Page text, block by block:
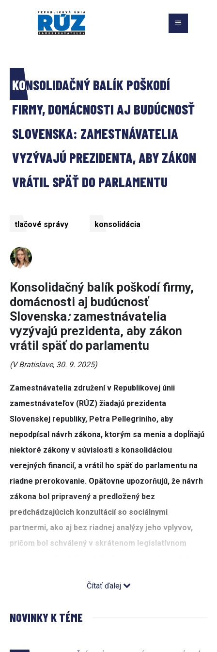
KONSOLIDAČNÝ BALÍK POŠKODÍ
FIRMY, DOMÁCNOSTI AJ BUDÚCNOSŤ
SLOVENSKA: ZAMESTNÁVATELIA
VYZÝVAJÚ PREZIDENTA, ABY ZÁKON
VRÁTIL SPÄŤ DO PARLAMENTU
tlačové správy konsolidácia
Konsolidačný balík poškodí firmy,
domácnosti aj budúcnosť
Slovenska:zamestnávatelia
vyzývajú prezidenta, aby zákon
vrátil späť do parlamentu
(V Bratislave, 30. 9. 2025)
Zamestnávatelia združení v Republikovej únii
zamestnávateľov (RÚZ) žiadajú prezidenta
Slovenskej republiky, Petra Pellegriniho, aby
nepodpísal návrh zákona, ktorým sa menia a dopĺňajú
niektoré zákony v súvislosti s konsolidáciou
verejných financií, a vrátil ho späť do parlamentu na
riadne prerokovanie. Opätovne upozorňujú, že návrh
zákona bol pripravený a predložený bez
predchádzajúcich konzultácií so sociálnymi
partnermi, ako aj bez riadnej analýzy jeho vplyvov,
pričom bol schválený v skrátenom legislatívnom
procesne sporný a ekonomicky nebezpečný. Hlavné
Čítať ďalej
NOVINKY K TÉME